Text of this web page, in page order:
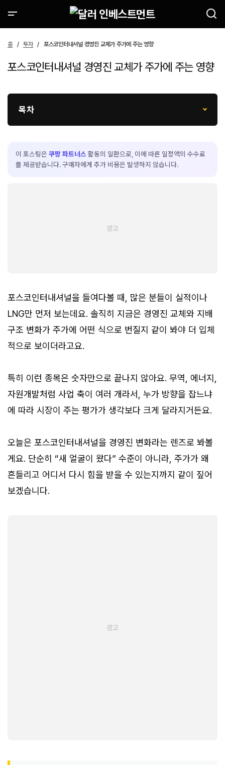
홈 투자 포스코인터내셔널 경영진 교체가 주가에 주는 영향
포스코인터내셔널 경영진 교체가 주가에 주는 영향
목차
이 포스팅은 쿠팡 파트너스 활동의 일환으로, 이에 따른 일정액의 수수료
를 제공받습니다. 구매자에게 추가 비용은 발생하지 않습니다.
포스코인터내셔널을 들여다볼 때, 많은 분들이 실적이나
LNG만 먼저 보는데요. 솔직히 지금은 경영진 교체와 지배
구조 변화가 주가에 어떤 식으로 번질지 같이 봐야 더 입체
적으로 보이더라고요.
특히 이런 종목은 숫자만으로 끝나지 않아요. 무역, 에너지,
자원개발처럼 사업 축이 여러 개라서, 누가 방향을 잡느냐
에 따라 시장이 주는 평가가 생각보다 크게 달라지거든요.
오늘은 포스코인터내셔널을 경영진 변화라는 렌즈로 봐볼
게요. 단순히 “새 얼굴이 왔다” 수준이 아니라, 주가가 왜
흔들리고 어디서 다시 힘을 받을 수 있는지까지 같이 짚어
보겠습니다.